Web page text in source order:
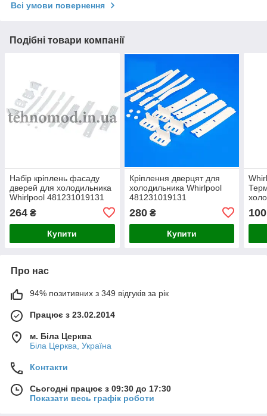
Всі умови повернення
Подібні товари компанії
Набір кріплень фасаду
дверей для холодильника
Whirlpool 481231019131
264 ₴
Купити
Кріплення дверцят для
холодильника Whirlpool
481231019131
280₴
Купити
100
Про нас
94% позитивних з 349 відгуків за рік
Працює з 23.02.2014
м. Біла Церква
Біла Церква, Україна
Контакти
Сьогодні працює з 09:30 до 17:30
Показати весь графік роботи